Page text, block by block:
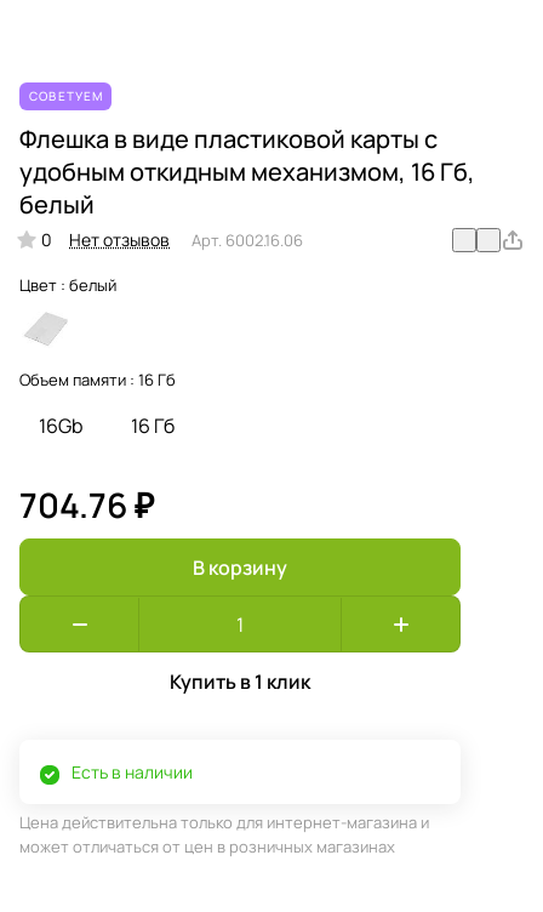
СОВЕТУЕМ
Флешка в виде пластиковой карты c
удобным откидным механизмом, 16 Гб,
белый
0 Нет отзывов Арт. 6002.16.06
Цвет : белый
Объем памяти : 16 Гб
16Gb 16 Гб
704.76 ₽
В корзину
Купить в 1 клик
Есть в наличии
Цена действительна только для интернет-магазина и
может отличаться от цен в розничных магазинах